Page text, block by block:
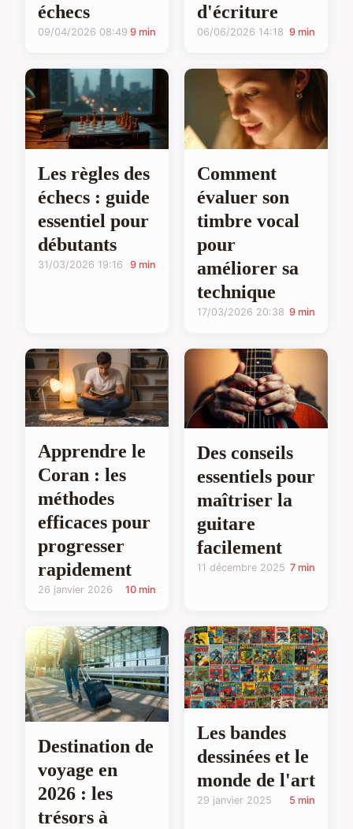
échecs
09/04/2026 08:49 9 min
d'écriture
06/06/2026 14:18 9 min
Les règles des
échecs : guide
essentiel pour
débutants
31/03/2026 19:16 9 min
Comment
évaluer son
timbre vocal
pour
améliorer sa
technique
17/03/2026 20:38 9 min
Apprendre le
Coran : les
méthodes
efficaces pour
progresser
rapidement
26 janvier 2026 10 min
Des conseils
essentiels pour
maîtriser la
guitare
facilement
11 décembre 2025 7 min
Destination de
voyage en
2026 : les
trésors à
Les bandes
dessinées et le
monde de l'art
29 janvier 2025 5 min